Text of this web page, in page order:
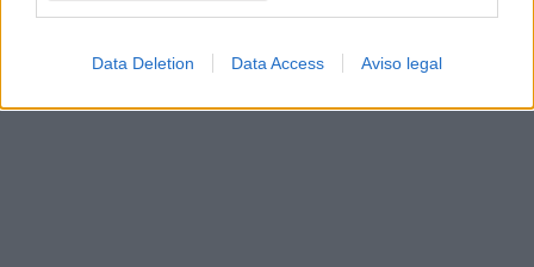
Data Deletion Data Access Aviso legal